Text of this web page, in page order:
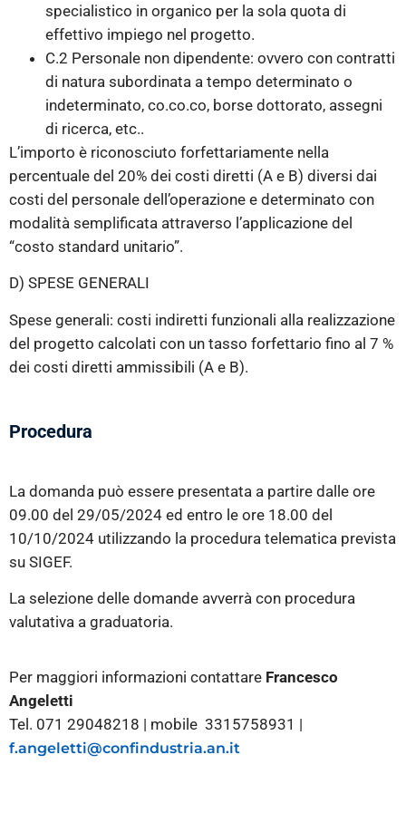
specialistico in organico per la sola quota di
effettivo impiego nel progetto.
C.2 Personale non dipendente: ovvero con contratti
di natura subordinata a tempo determinato o
indeterminato, co.co.co, borse dottorato, assegni
di ricerca, etc..
L’importo è riconosciuto forfettariamente nella
percentuale del 20% dei costi diretti (A e B) diversi dai
costi del personale dell’operazione e determinato con
modalità semplificata attraverso l’applicazione del
“costo standard unitario”.
D) SPESE GENERALI
Spese generali: costi indiretti funzionali alla realizzazione
del progetto calcolati con un tasso forfettario fino al 7 %
dei costi diretti ammissibili (A e B).
Procedura
La domanda può essere presentata a partire dalle ore
09.00 del 29/05/2024 ed entro le ore 18.00 del
10/10/2024 utilizzando la procedura telematica prevista
su SIGEF.
La selezione delle domande avverrà con procedura
valutativa a graduatoria.
Per maggiori informazioni contattare Francesco
Angeletti
Tel. 071 29048218 | mobile 3315758931 |
f.angeletti@confindustria.an.it